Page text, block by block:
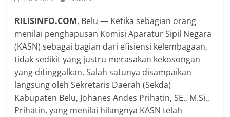
RILISINFO.COM, Belu — Ketika sebagian orang
menilai penghapusan Komisi Aparatur Sipil Negara
(KASN) sebagai bagian dari efisiensi kelembagaan,
tidak sedikit yang justru merasakan kekosongan
yang ditinggalkan. Salah satunya disampaikan
langsung oleh Sekretaris Daerah (Sekda)
Kabupaten Belu, Johanes Andes Prihatin, SE., M.Si.,
Prihatin, yang menilai hilangnya KASN telah